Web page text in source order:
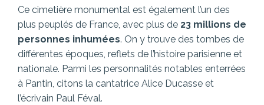
Ce cimetière monumental est également l’un des
plus peuplés de France, avec plus de 23 millions de
personnes inhumées. On y trouve des tombes de
différentes époques, reflets de l’histoire parisienne et
nationale. Parmi les personnalités notables enterrées
à Pantin, citons la cantatrice Alice Ducasse et
l’écrivain Paul Féval.